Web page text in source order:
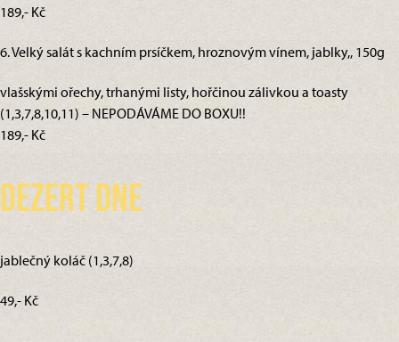
189,- Kč
6. Velký salát s kachním prsíčkem, hroznovým vínem, jablky,, 150g
vlašskými ořechy, trhanými listy, hořčinou zálivkou a toasty
(1,3,7,8,10,11) – NEPODÁVÁME DO BOXU!!
189,- Kč
Dezert dne
jablečný koláč (1,3,7,8)
49,- Kč